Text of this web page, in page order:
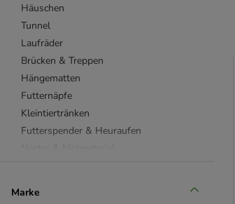
Häuschen
Tunnel
Laufräder
Brücken & Treppen
Hängematten
Futternäpfe
Kleintiertränken
Futterspender & Heuraufen
Marke